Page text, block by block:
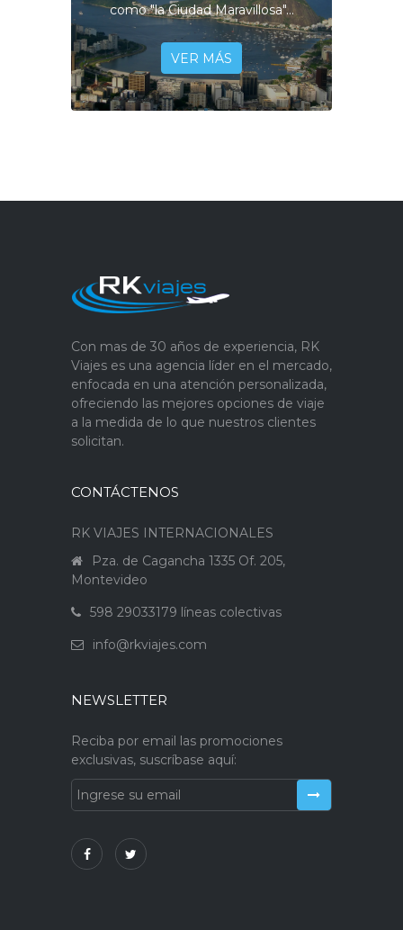
como "la Ciudad Maravillosa"...
VER MÁS
Con mas de 30 años de experiencia, RK
Viajes es una agencia líder en el mercado,
enfocada en una atención personalizada,
ofreciendo las mejores opciones de viaje
a la medida de lo que nuestros clientes
solicitan.
CONTÁCTENOS
RK VIAJES INTERNACIONALES
Pza. de Cagancha 1335 Of. 205,
Montevideo
598 29033179 líneas colectivas
info@rkviajes.com
NEWSLETTER
Reciba por email las promociones
exclusivas, suscríbase aquí: